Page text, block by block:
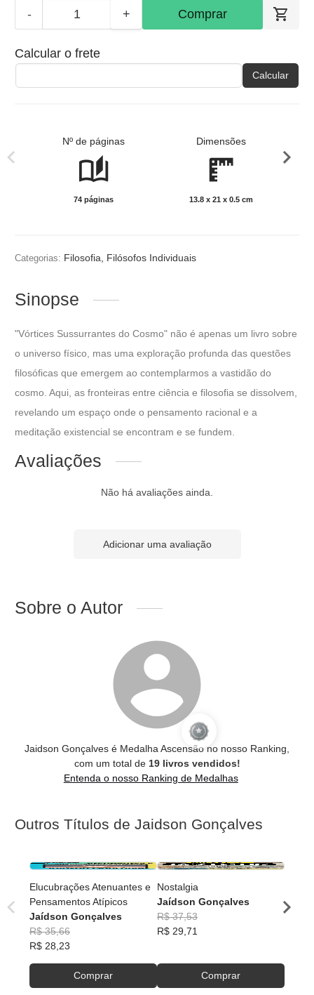
- + Comprar
Calcular o frete
Calcular
Nº de páginas
74 páginas
Dimensões
13.8 x 21 x 0.5 cm
Categorias: Filosofia Filósofos Individuais
Sinopse
"Vórtices Sussurrantes do Cosmo" não é apenas um livro sobre
o universo físico, mas uma exploração profunda das questões
filosóficas que emergem ao contemplarmos a vastidão do
cosmo. Aqui, as fronteiras entre ciência e filosofia se dissolvem,
revelando um espaço onde o pensamento racional e a
meditação existencial se encontram e se fundem.
Avaliações
Não há avaliações ainda.
Adicionar uma avaliação
Sobre o Autor
Jaidson Gonçalves é Medalha Ascensão no nosso Ranking,
com um total de 19 livros vendidos!
Entenda o nosso Ranking de Medalhas
Outros Títulos de Jaidson Gonçalves
Elucubrações Atenuantes e
Pensamentos Atípicos
Jaídson Gonçalves
R$ 35,66
R$ 28,23
Comprar
Nostalgia
Jaídson Gonçalves
R$ 37,53
R$ 29,71
Comprar
R$